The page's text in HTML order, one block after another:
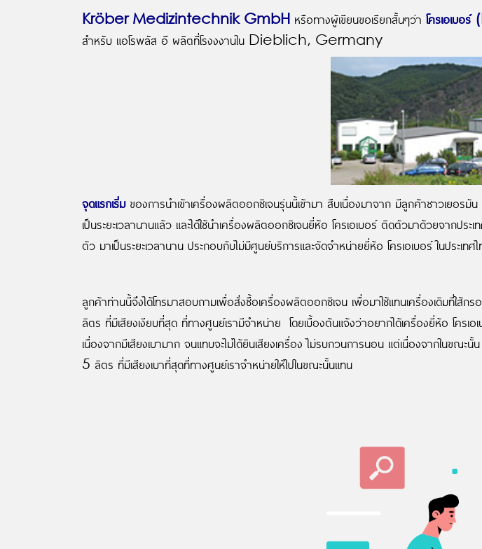
Kröber Medizintechnik GmbH หรือทางผู้เขียนขอเรียกสั้นๆว่า โครเอเบ
สำหรับ แอโรพลัส อี ผลิตที่โรงงงานใน Dieblich, Germany
จุดแรกเริ่ม ของการนำเข้าเครื่องผลิตออกซิเจนรุ่นนี้เข้ามา สืบเนื่องมาจาก มีลูกค้าชาวเยอรมั
เป็นระยะเวลานานแล้ว และได้ใช้นำเครื่องผลิตออกซิเจนยี่ห้อ โครเอเบอร์ ติดตัวมาด้วยจากปร
ตัว มาเป็นระยะเวลานาน ประกอบกับไม่มีศูนย์บริการและจัดจำหน่ายยี่ห้อ โครเอเบอร์ ในประเท
ลูกค้าท่านนี้จึงได้โทรมาสอบถามเพื่อสั่งซื้อเครื่องผลิตออกซิเจน เพื่อมาใช้แทนเครื่องเดิมที่ใ
ลิตร ที่มีเสียงเงียบที่สุด ที่ทางศูนย์เรามีจำหน่าย โดยเบื้องต้นแจ้งว่าอยากได้เครื่องยี่ห้อ โคร
เนื่องจากมีเสียงเบามาก จนแทบจะไม่ได้ยินเสียงเครื่อง ไม่รบกวนการนอน แต่เนื่องจาก
5 ลิตร ที่มีเสียงเบาที่สุดที่ทางศูนย์เราจำหน่ายให้ไปในขณะนั้นแทน